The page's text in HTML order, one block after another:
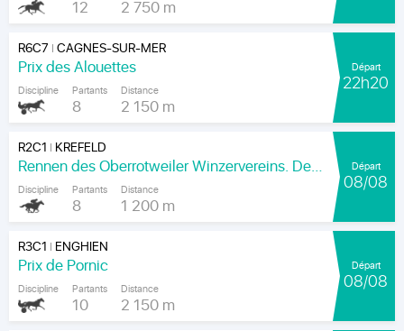
12 2 750 m
R6C7 |CAGNES-SUR-MER
Prix des Alouettes
Discipline Partants
8
Distance
2 150 m
Départ
22h20
R2C1 | KREFELD
Rennen des Oberrotweiler Winzervereins. Der Klassiker Am Kaiser.
Discipline Partants
8
Distance
1 200 m
Départ
08/08
R3C1 | ENGHIEN
Prix de Pornic
Discipline Partants
10
Distance
2 150 m
Départ
08/08